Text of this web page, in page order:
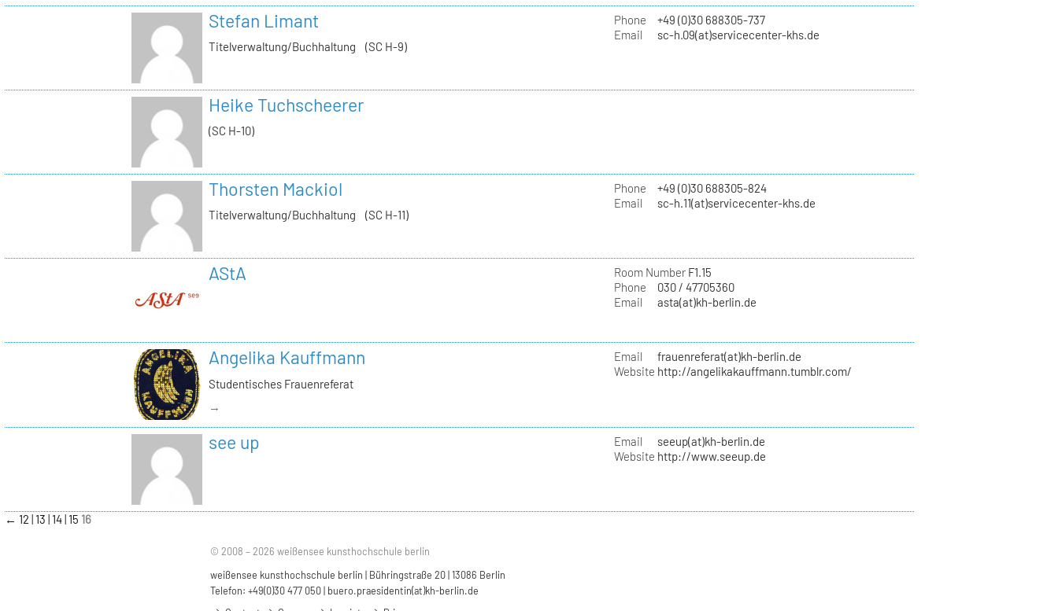
Stefan Limant
Titelverwaltung/Buchhaltung (SC H-9)
Phone
+49 (0)30 688305-737
Email
sc-h.09(at)servicecenter-khs.de
Heike Tuchscheerer
(SC H-10)
Thorsten Mackiol
Titelverwaltung/Buchhaltung (SC H-11)
Phone
+49 (0)30 688305-824
Email
sc-h.11(at)servicecenter-khs.de
AStA Room NumberF1.15
Phone
030 / 47705360
Email
asta(at)kh-berlin.de
Angelika Kauffmann
Studentisches Frauenreferat
→
Email
frauenreferat(at)kh-berlin.de
Website http://angelikakauffmann.tumblr.com/
see up Email
seeup(at)kh-berlin.de
Website http://www.seeup.de
← 12 13 14 15 16
© 2008 – 2026 weißensee kunsthochschule berlin
weißensee kunsthochschule berlin | Bühringstraße 20 | 13086 Berlin
Telefon: +49(0)30 477 050 | buero.praesidentin(at)kh-berlin.de